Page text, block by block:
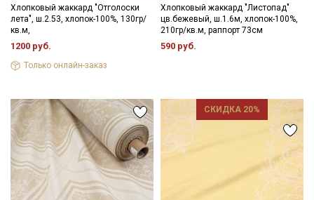
Хлопковый жаккард "Отголоски
лета", ш.2.53, хлопок-100%, 130гр/
кв.м,
1200 руб.
Только онлайн-заказ
Хлопковый жаккард "Листопад"
цв.бежевый, ш.1.6м, хлопок-100%,
210гр/кв.м, раппорт 73см
590 руб.
СКИДКА 20%